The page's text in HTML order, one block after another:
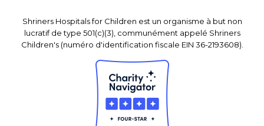
Shriners Hospitals for Children est un organisme à but non
lucratif de type 501(c)(3), communément appelé Shriners
Children's (numéro d'identification fiscale EIN 36-2193608).